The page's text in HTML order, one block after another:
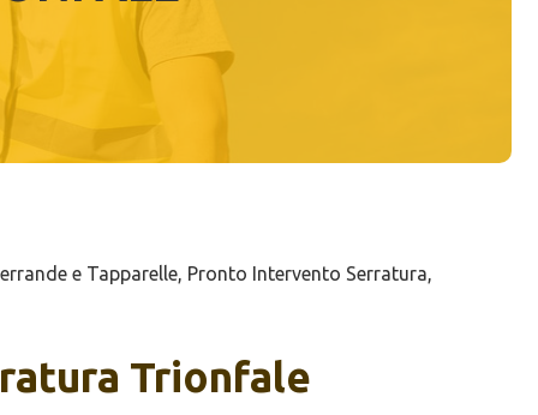
e Tapparelle, Pronto Intervento Serratura,
Trionfale